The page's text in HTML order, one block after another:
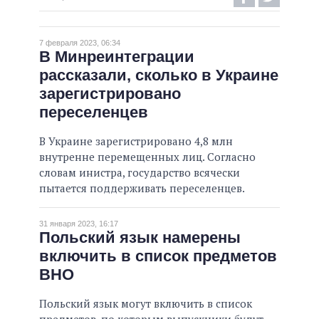
НЕВЫПОЛНЕННЫЕ ОБЕЩАНИЯ
ОБЕЩАНИЯ В ПРОЦЕССЕ
ВСЕ ОБЕЩАНИЯ
АРХИВНЫЕ ОБЕЩАНИЯ
7 февраля 2023, 06:34
В Минреинтеграции
рассказали, сколько в Украине
зарегистрировано
переселенцев
В Украине зарегистрировано 4,8 млн
внутренне перемещенных лиц. Согласно
словам инистра, государство всячески
пытается поддерживать переселенцев.
31 января 2023, 16:17
Польский язык намерены
включить в список предметов
ВНО
Польский язык могут включить в список